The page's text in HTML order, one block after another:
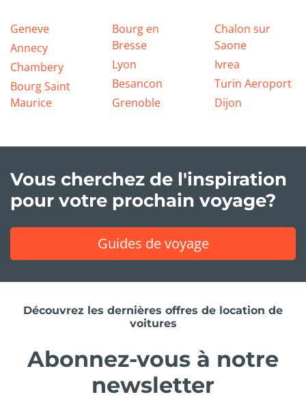
Geneve
Annecy
Chambery
Bourg Saint
Maurice
Bourg en
Bresse
Lyon
Besancon
Grenoble
Chalon sur
Saone
Ivrea
Turin Aeroport
Dijon
Vous cherchez de l'inspiration
pour votre prochain voyage?
Guides de voyage
Découvrez les dernières offres de location de
voitures
Abonnez-vous à notre
newsletter